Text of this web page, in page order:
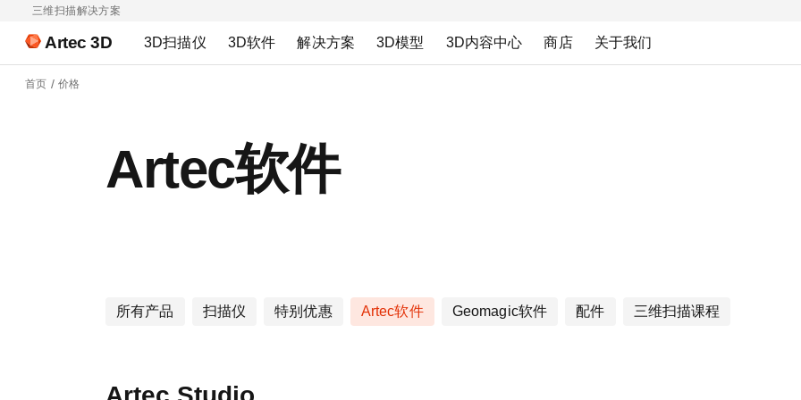
三维扫描解决方案
Artec 3D 3D扫描仪 3D软件 解决方案 3D模型 3D内容中心 商店 关于我们
首页 价格
Artec软件
所有产品 扫描仪 特别优惠 Artec软件 Geomagic软件 配件 三维扫描课程